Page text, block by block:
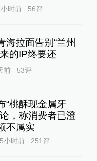
时前 56评
海拉面告别“兰州
的IP终要还
前 53评
“桃酥现金属牙
，称消费者已澄
不属实
5小时前 251评